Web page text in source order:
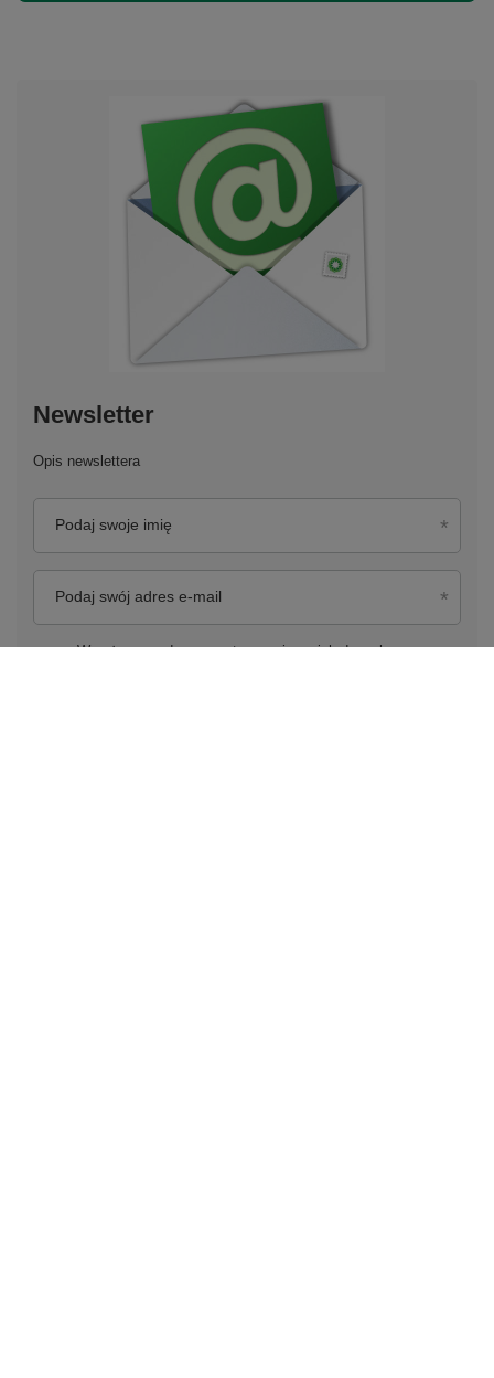
Newsletter
Opis newslettera
Podaj swoje imię
Podaj swój adres e-mail
Wyrażam zgodę na przetwarzanie moich danych